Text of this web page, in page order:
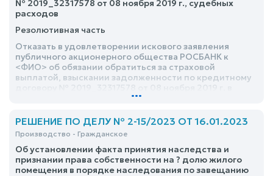
№ 2019_32317578 от 08 ноября 2019 г., судебных
расходов
Резолютивная часть
Отказать в удовлетворении искового заявления
публичного акционерного общества РОСБАНК к
<ФИО> об обязании обратиться за страховой
выплатой, взыскании задолженности по кредитному
размере 83 180,97 руб. (75 382,71 руб. просроченный
проценты), судебных расходов по оплате
государственной пошлины в сумме 2 695,43 руб
...
РЕШЕНИЕ ПО ДЕЛУ № 2-15/2023 ОТ 16.01.2023
Производство - Гражданское
Об установлении факта принятия наследства и
признании права собственности на ? долю жилого
помещения в порядке наследования по завещанию